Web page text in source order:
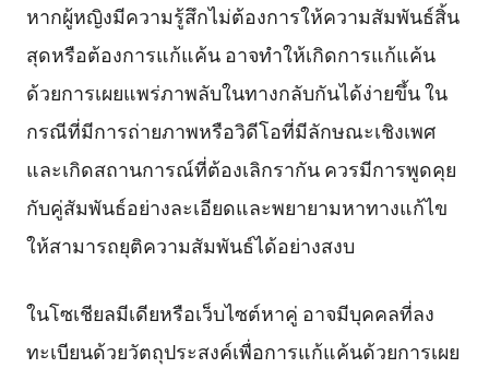
หากผู้หญิงมีความรู้สึกไม่ต้องการให้ความสัมพันธ์สิ้น
สุดหรือต้องการแก้แค้น อาจทำให้เกิดการแก้แค้น
ด้วยการเผยแพร่ภาพลับในทางกลับกันได้ง่ายขึ้น ใน
กรณีที่มีการถ่ายภาพหรือวิดีโอที่มีลักษณะเชิงเพศ
และเกิดสถานการณ์ที่ต้องเลิกรากัน ควรมีการพูดคุย
กับคู่สัมพันธ์อย่างละเอียดและพยายามหาทางแก้ไข
ให้สามารถยุติความสัมพันธ์ได้อย่างสงบ
ในโซเชียลมีเดียหรือเว็บไซต์หาคู่ อาจมีบุคคลที่ลง
ทะเบียนด้วยวัตถุประสงค์เพื่อการแก้แค้นด้วยการเผย